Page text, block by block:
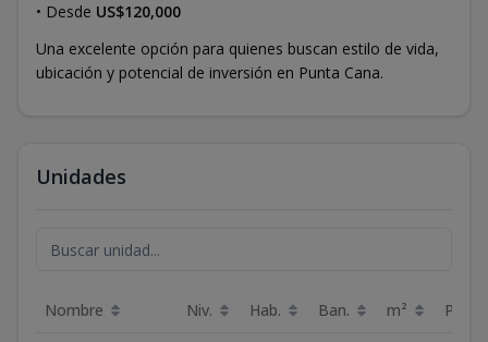
• Desde US$120,000
Una excelente opción para quienes buscan estilo de vida,
ubicación y potencial de inversión en Punta Cana.
Unidades
Nombre Niv. Hab. Ban. m² Precio